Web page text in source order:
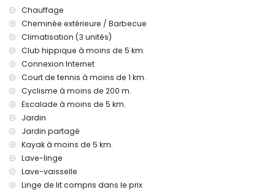
Port le plus proche : Puerto (à moins de 4 kilomètres de
l'appartement)
Parc le plus proche : Parc naturel du Montgo (à moins de
200 mètres de l'appartement)
Aéroport le plus proche : Alicante (à moins de 100
kilomètres de l'appartement)
Deuxième aéroport le plus proche : Valence (> 100
kilomètres)
Transports publics à proximité : bus à moins de 2 kilomètres
et train à moins de 25 kilomètres
Fumer n'est pas autorisé
Les animaux de compagnie ne sont pas autorisés
L'hébergement est très adapté aux familles avec enfants
Équipements et services inclus dans le prix de location de
l'appartement
Chauffage
Cheminée extérieure / Barbecue
Climatisation (3 unités)
Club hippique à moins de 5 km.
Connexion Internet
Court de tennis à moins de 1 km.
Cyclisme à moins de 200 m.
Escalade à moins de 5 km.
Jardin
Jardin partagé
Kayak à moins de 5 km.
Lave-linge
Lave-vaisselle
Linge de lit compris dans le prix